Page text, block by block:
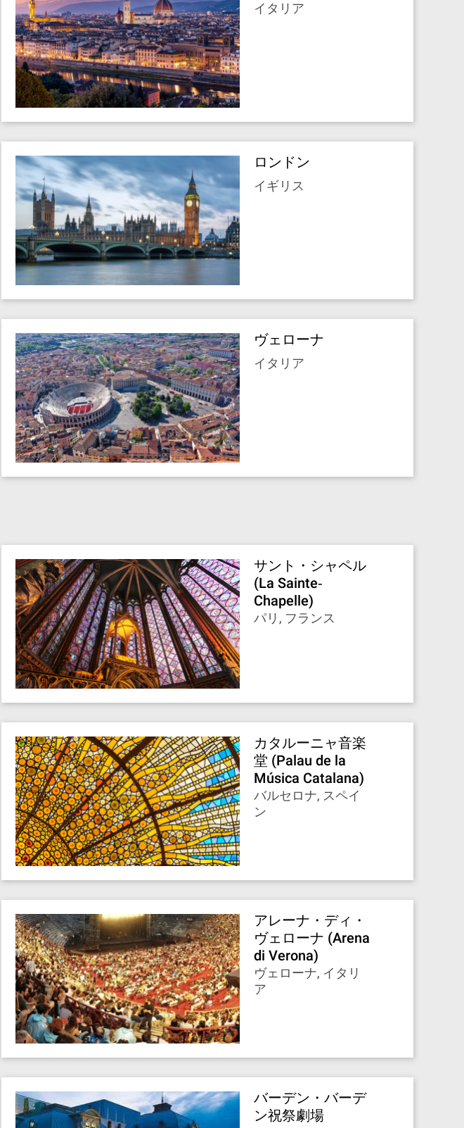
イタリア
ロンドン
イギリス
ヴェローナ
イタリア
サント・シャペル
(La Sainte‐
Chapelle)
パリ, フランス
カタルーニャ音楽
堂 (Palau de la
Música Catalana)
バルセロナ, スペイ
ン
アレーナ・ディ・
ヴェローナ (Arena
di Verona)
ヴェローナ, イタリ
ア
バーデン・バーデ
ン祝祭劇場